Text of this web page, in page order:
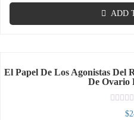
of
5ADD
El Papel De Los Agonistas Del
De Ovario
Rated
$